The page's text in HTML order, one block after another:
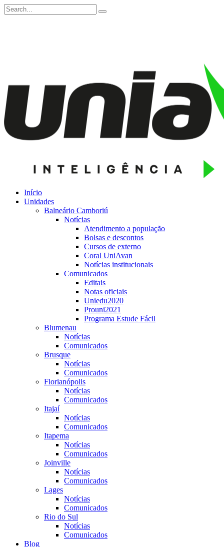
Início
Unidades
Balneário Camboriú
Notícias
Atendimento a população
Bolsas e descontos
Cursos de externo
Coral UniAvan
Notícias institucionais
Comunicados
Editais
Notas oficiais
Uniedu2020
Prouni2021
Programa Estude Fácil
Blumenau
Notícias
Comunicados
Brusque
Notícias
Comunicados
Florianópolis
Notícias
Comunicados
Itajaí
Notícias
Comunicados
Itapema
Notícias
Comunicados
Joinville
Notícias
Comunicados
Lages
Notícias
Comunicados
Rio do Sul
Notícias
Comunicados
Blog